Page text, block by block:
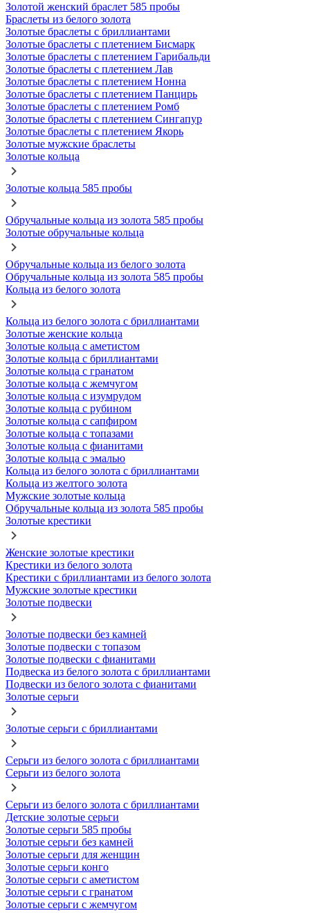
Золотой женский браслет 585 пробы
Браслеты из белого золота
Золотые браслеты с бриллиантами
Золотые браслеты с плетением Бисмарк
Золотые браслеты с плетением Гарибальди
Золотые браслеты с плетением Лав
Золотые браслеты с плетением Нонна
Золотые браслеты с плетением Панцирь
Золотые браслеты с плетением Ромб
Золотые браслеты с плетением Сингапур
Золотые браслеты с плетением Якорь
Золотые мужские браслеты
Золотые кольца
Золотые кольца 585 пробы
Обручальные кольца из золота 585 пробы
Золотые обручальные кольца
Обручальные кольца из белого золота
Обручальные кольца из золота 585 пробы
Кольца из белого золота
Кольца из белого золота с бриллиантами
Золотые женские кольца
Золотые кольца с аметистом
Золотые кольца с бриллиантами
Золотые кольца с гранатом
Золотые кольца с жемчугом
Золотые кольца с изумрудом
Золотые кольца с рубином
Золотые кольца с сапфиром
Золотые кольца с топазами
Золотые кольца с фианитами
Золотые кольца с эмалью
Кольца из белого золота с бриллиантами
Кольца из желтого золота
Мужские золотые кольца
Обручальные кольца из золота 585 пробы
Золотые крестики
Женские золотые крестики
Крестики из белого золота
Крестики с бриллиантами из белого золота
Мужские золотые крестики
Золотые подвески
Золотые подвески без камней
Золотые подвески с топазом
Золотые подвески с фианитами
Подвеска из белого золота с бриллиантами
Подвески из белого золота с фианитами
Золотые серьги
Золотые серьги с бриллиантами
Серьги из белого золота с бриллиантами
Серьги из белого золота
Серьги из белого золота с бриллиантами
Детские золотые серьги
Золотые серьги 585 пробы
Золотые серьги без камней
Золотые серьги для женщин
Золотые серьги конго
Золотые серьги с аметистом
Золотые серьги с гранатом
Золотые серьги с жемчугом